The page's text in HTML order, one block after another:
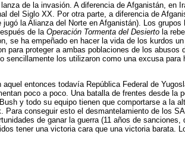
de la invasión. A diferencia de Afganistán,
del Siglo XX. Por otra parte, a diferencia de
la Alianza del Norte en Afganistán). Los
de laOperación Tormenta del Desierto la
se ha empeñado en hacer la vida de los kurdos
para proteger a ambas poblaciones de los
los utilizaron como una excusa
entonces todavía República Federal de
poco a poco. Una batalla de frentes desde
y todo su equipo tienen que comportarse a la
Para conseguir esto el desmantelamiento de los
de ganar la guerra (11 años de
tener una victoria cara que una victoria barata.